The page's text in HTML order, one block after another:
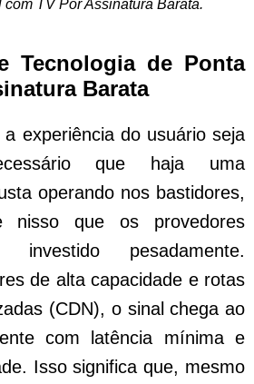
TV Por Assinatura Barata.
Tecnologia de Ponta
Barata
experiência do usuário seja
que haja uma
operando nos bastidores,
nisso que os provedores
pesadamente.
de alta capacidade e rotas
(CDN), o sinal chega ao
com latência mínima e
Isso significa que, mesmo